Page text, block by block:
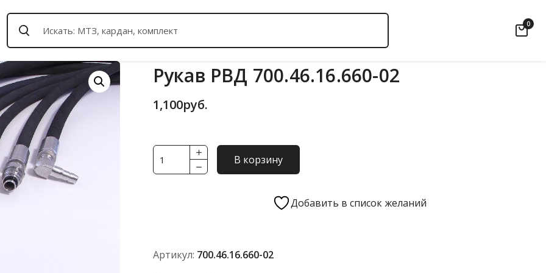
0
Рукав РВД 700.46.16.660-02
1,100руб.
Количество
товара
В корзину
Добавить в список желаний
Артикул: 700.46.16.660-02